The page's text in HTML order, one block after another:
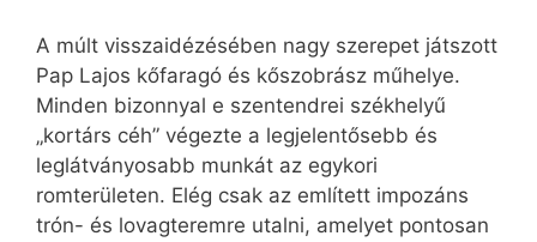
A múlt visszaidézésében nagy szerepet játszott
Pap Lajos kőfaragó és kőszobrász műhelye.
Minden bizonnyal e szentendrei székhelyű
„kortárs céh” végezte a legjelentősebb és
leglátványosabb munkát az egykori
romterületen. Elég csak az említett impozáns
trón- és lovagteremre utalni, amelyet pontosan